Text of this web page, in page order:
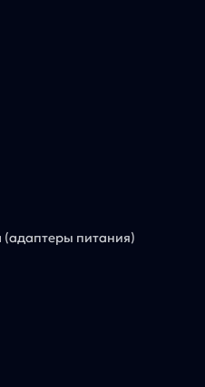
(адаптеры питания)